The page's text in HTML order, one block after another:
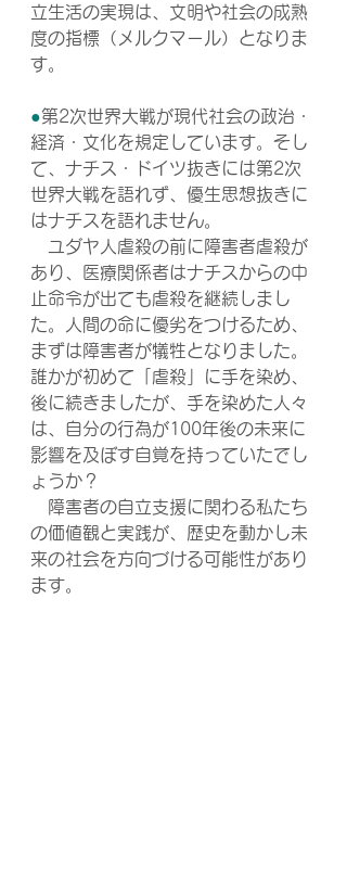
立生活の実現は、文明や社会の成熟
度の指標（メルクマール）となりま
す。
●第2次世界大戦が現代社会の政治・
経済・文化を規定しています。そし
て、ナチス・ドイツ抜きには第2次
世界大戦を語れず、優生思想抜きに
はナチスを語れません。
ユダヤ人虐殺の前に障害者虐殺が
あり、医療関係者はナチスからの中
止命令が出ても虐殺を継続しまし
た。人間の命に優劣をつけるため、
まずは障害者が犠牲となりました。
誰かが初めて「虐殺」に手を染め、
後に続きましたが、手を染めた人々
は、自分の行為が100年後の未来に
影響を及ぼす自覚を持っていたでし
ょうか？
障害者の自立支援に関わる私たち
の価値観と実践が、歴史を動かし未
来の社会を方向づける可能性があり
ます。